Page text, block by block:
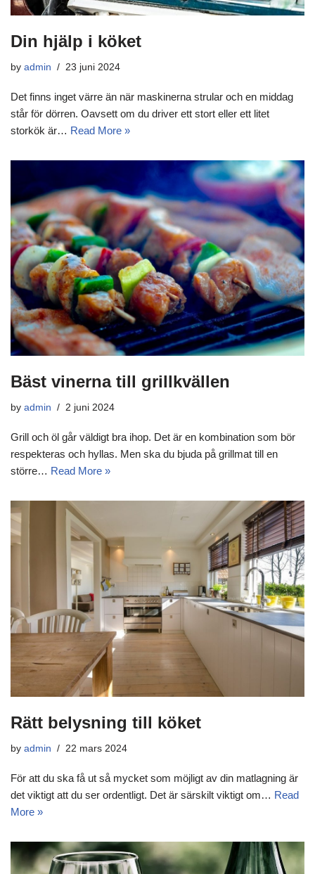
Din hjälp i köket
by admin 23 juni 2024
Det finns inget värre än när maskinerna strular och en middag
står för dörren. Oavsett om du driver ett stort eller ett litet
storkök är… Read More »
Bäst vinerna till grillkvällen
by admin 2 juni 2024
Grill och öl går väldigt bra ihop. Det är en kombination som bör
respekteras och hyllas. Men ska du bjuda på grillmat till en
större… Read More »
Rätt belysning till köket
by admin 22 mars 2024
För att du ska få ut så mycket som möjligt av din matlagning är
det viktigt att du ser ordentligt. Det är särskilt viktigt om… Read
More »